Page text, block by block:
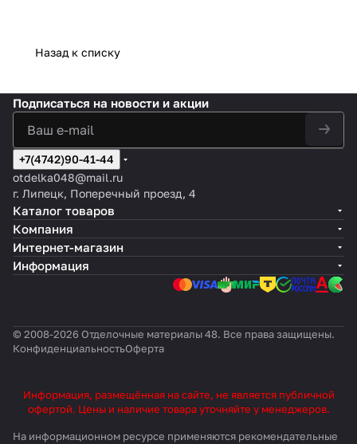
Назад к списку
Подписаться на новости и акции
+7(4742)90-41-44
otdelka048@mail.ru
г. Липецк, Поперечный проезд, 4
Каталог товаров
Компания
Интернет-магазин
Информация
© 2008-2026 Отделочные материалы 48. Все права защищены.
КонфиденциальностьОферта
Информация, размещённая на сайте, не является публичной
офертой. Цены и наличие товара уточняйте у менеджеров.
На информационном ресурсе применяются рекомендательные